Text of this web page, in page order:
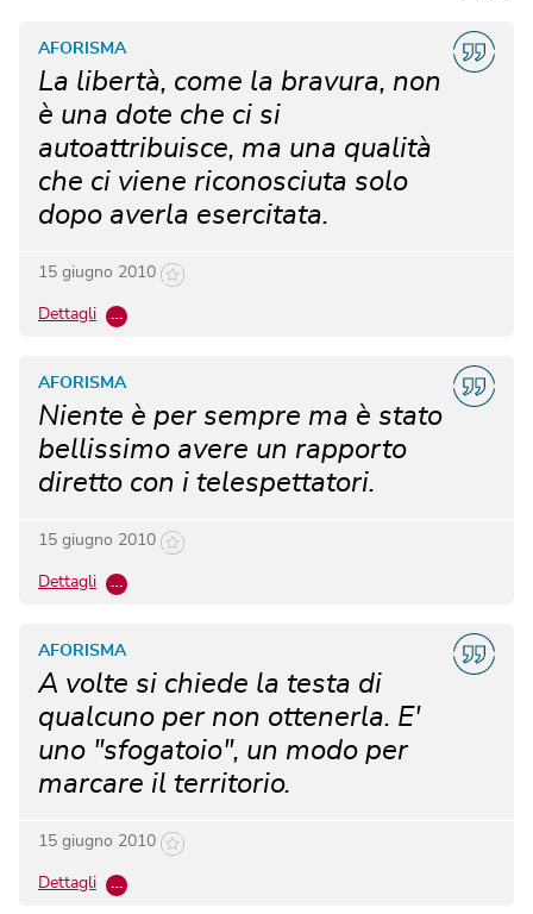
La libertà, come la bravura, non
è una dote che ci si
autoattribuisce, ma una qualità
che ci viene riconosciuta solo
dopo averla esercitata.
AFORISMA
15 giugno 2010
Dettagli …
Niente è per sempre ma è stato
bellissimo avere un rapporto
diretto con i telespettatori.
AFORISMA
15 giugno 2010
Dettagli …
A volte si chiede la testa di
qualcuno per non ottenerla. E'
uno "sfogatoio", un modo per
marcare il territorio.
AFORISMA
15 giugno 2010
Dettagli …